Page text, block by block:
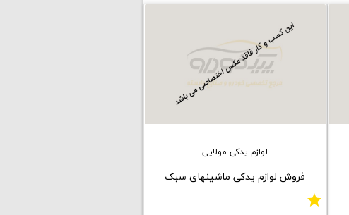
لوازم یدکی مولایی
فروش لوازم یدکی ماشینهای سبک
star